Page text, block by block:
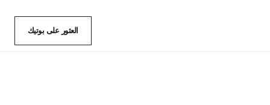
العثور على بوتيك